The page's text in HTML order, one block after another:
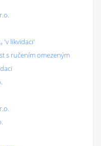
'v likvidaci'
s ručením omezeným